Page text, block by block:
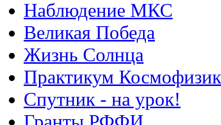
Наблюдение МКС
Великая Победа
Жизнь Солнца
Практикум
Спутник - на урок!